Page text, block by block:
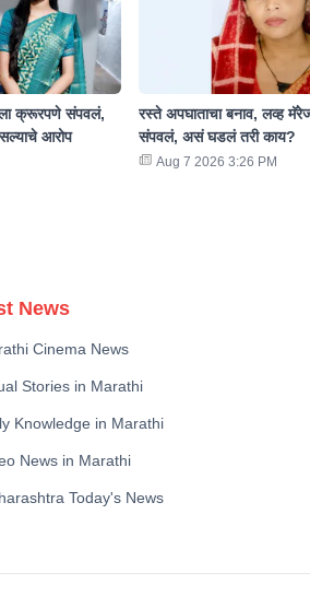
क्रूरपणे संपवलं,
आरोप
रस्ते अपघाताचा बनाव, लव्ह
संपवलं, असं घडलं तरी काय?
Aug 7 2026 3:26 PM
News
Cinema News
Stories in Marathi
Knowledge in Marathi
News in Marathi
Today's News